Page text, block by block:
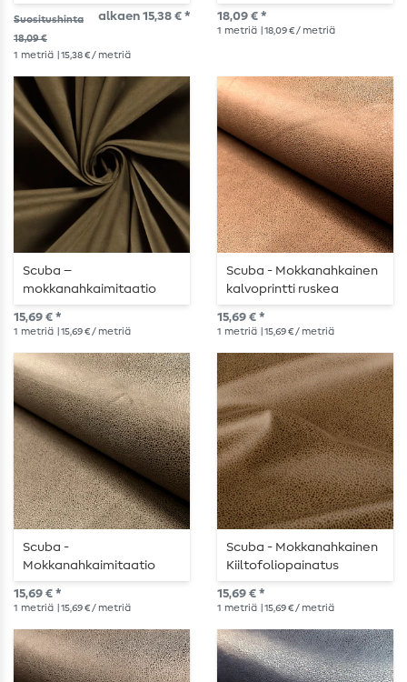
Suositushinta
18,09 €
alkaen 15,38 € *
1 metriä | 15,38 € / metriä
18,09 € *
1 metriä | 18,09 € / metriä
Scuba –
mokkanahkaimitaatio
khakivihreä
15,69 € *
1 metriä | 15,69 € / metriä
Scuba - Mokkanahkainen
kalvoprintti ruskea
15,69 € *
1 metriä | 15,69 € / metriä
Scuba -
Mokkanahkaimitaatio
foliopainatuksella
khakinvihreä
15,69 € *
1 metriä | 15,69 € / metriä
Scuba - Mokkanahkainen
Kiiltofoliopainatus
Toffeenruskea
15,69 € *
1 metriä | 15,69 € / metriä